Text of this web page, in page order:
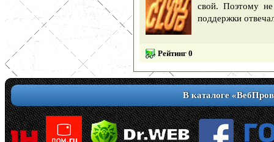
свой. Поэтому
поддержки
Рейтинг 0
В каталоге